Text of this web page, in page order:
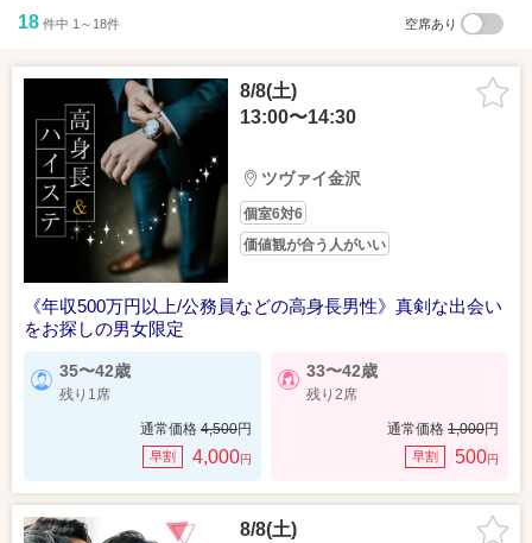
GoogleMapで見る 詳しい行き方を見る
金沢駅東口を出てエスカレーターを降り、地下道を本町方面へお進
みいただき、つきあたり右手のポルテ金沢（ホテル日航金沢）の オ
フィスエレベーターにて6階までお越しください。
《お近くの有料駐車場情報》
ポルテ金沢駐車場：〒920-0853 金沢市本町2-15-1
※駐車料金はお客さま負担となります。予めご了承ください。
18 件中 1～18件 空席あり
8/8(土)
13:00〜14:30
ツヴァイ金沢
個室6対6
価値観が合う人がいい
《年収500万円以上/公務員などの高身長男性》真剣な出会い
をお探しの男女限定
35〜42歳
残り1席
通常価格 4,500円
早割 4,000円
33〜42歳
残り2席
通常価格 1,000円
早割 500円
8/8(土)